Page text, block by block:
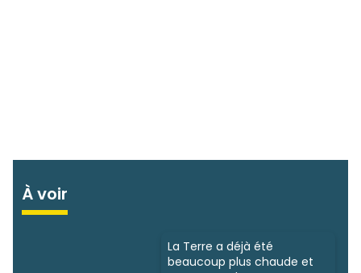
À voir
La Terre a déjà été
beaucoup plus chaude et